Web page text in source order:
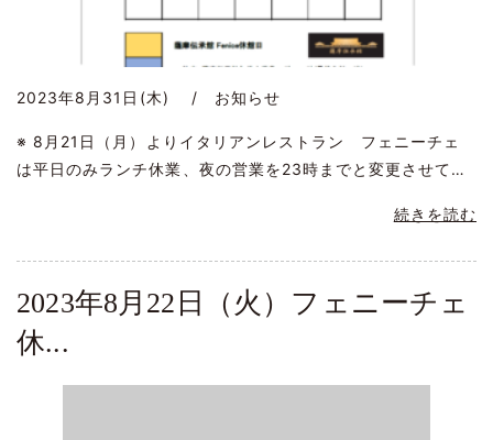
2023年8月31日(木) / お知らせ
※ 8月21日（月）よりイタリアンレストラン フェニーチェ
は平日のみランチ休業、夜の営業を23時までと変更させて…
続きを読む
2023年8月22日（火）フェニーチェ
休...